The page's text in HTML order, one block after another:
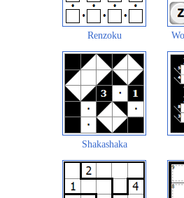
Renzoku
Shakashaka